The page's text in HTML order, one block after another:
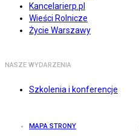
Kancelarierp.pl
Wieści Rolnicze
Życie Warszawy
NASZE WYDARZENIA
Szkolenia i konferencje
MAPA STRONY